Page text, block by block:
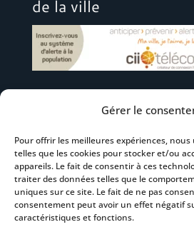
Gérer le
Pour offrir les meilleures expériences,
telles que les cookies pour stocker et/ou
appareils. Le fait de consentir à ces
traiter des données telles que le
uniques sur ce site. Le fait de ne pas
consentement peut avoir un effet négatif
caractéristiques et fonctions.
de la ville
Suivez-nous
S’abonner à la